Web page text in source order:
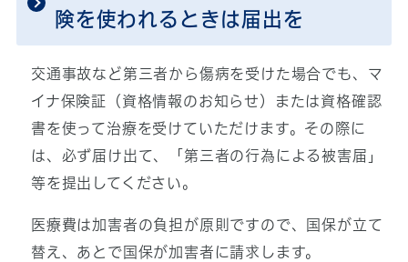
険を使われるときは届出を
交通事故など第三者から傷病を受けた場合でも、マ
イナ保険証（資格情報のお知らせ）または資格確認
書を使って治療を受けていただけます。その際に
は、必ず届け出て、「第三者の行為による被害届」
等を提出してください。
医療費は加害者の負担が原則ですので、国保が立て
替え、あとで国保が加害者に請求します。